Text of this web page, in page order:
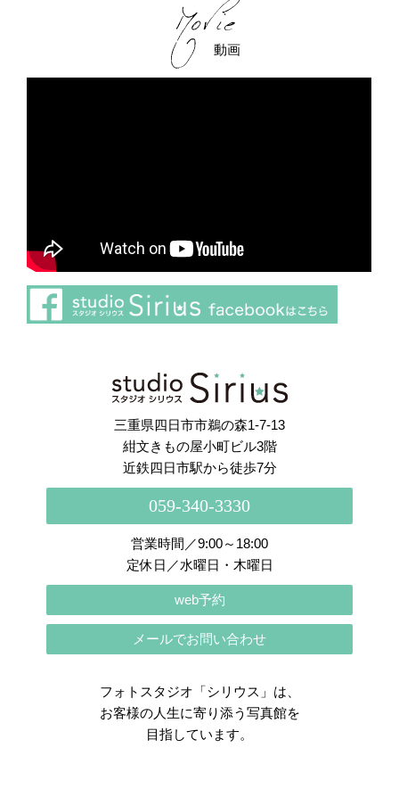
Instagram でフォロー
動画
三重県四日市市鵜の森1-7-13
紺文きもの屋小町ビル3階
近鉄四日市駅から徒歩7分
059-340-3330
営業時間／9:00～18:00
定休日／水曜日・木曜日
web予約
メールでお問い合わせ
フォトスタジオ「シリウス」は、
お客様の人生に寄り添う写真館を
目指しています。